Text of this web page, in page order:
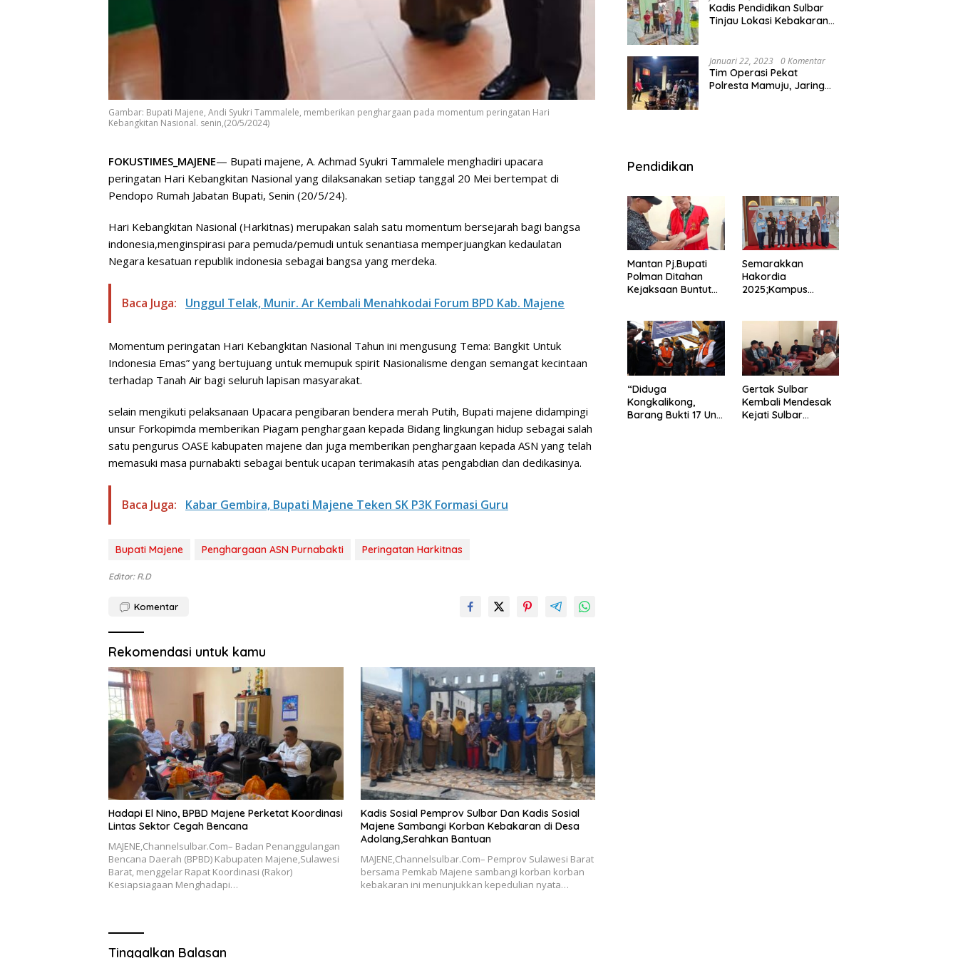
Gambar: Bupati Majene, Andi Syukri Tammalele, memberikan penghargaan pada momentum peringatan Hari
Kebangkitan Nasional. senin,(20/5/2024)
FOKUSTIMES_MAJENE— Bupati majene, A. Achmad Syukri Tammalele menghadiri upacara
peringatan Hari Kebangkitan Nasional yang dilaksanakan setiap tanggal 20 Mei bertempat di
Pendopo Rumah Jabatan Bupati, Senin (20/5/24).
Hari Kebangkitan Nasional (Harkitnas) merupakan salah satu momentum bersejarah bagi bangsa
indonesia,menginspirasi para pemuda/pemudi untuk senantiasa memperjuangkan kedaulatan
Negara kesatuan republik indonesia sebagai bangsa yang merdeka.
Baca Juga: Unggul Telak, Munir. Ar Kembali Menahkodai Forum BPD Kab. Majene
Momentum peringatan Hari Kebangkitan Nasional Tahun ini mengusung Tema: Bangkit Untuk
Indonesia Emas” yang bertujuang untuk memupuk spirit Nasionalisme dengan semangat kecintaan
terhadap Tanah Air bagi seluruh lapisan masyarakat.
selain mengikuti pelaksanaan Upacara pengibaran bendera merah Putih, Bupati majene didampingi
unsur Forkopimda memberikan Piagam penghargaan kepada Bidang lingkungan hidup sebagai salah
satu pengurus OASE kabupaten majene dan juga memberikan penghargaan kepada ASN yang telah
memasuki masa purnabakti sebagai bentuk ucapan terimakasih atas pengabdian dan dedikasinya.
Baca Juga: Kabar Gembira, Bupati Majene Teken SK P3K Formasi Guru
Bupati Majene Penghargaan ASN Purnabakti Peringatan Harkitnas
Editor: R.D
Komentar
Rekomendasi untuk kamu
Hadapi El Nino, BPBD Majene Perketat Koordinasi
Lintas Sektor Cegah Bencana
MAJENE,Channelsulbar.Com– Badan Penanggulangan
Bencana Daerah (BPBD) Kabupaten Majene,Sulawesi
Barat, menggelar Rapat Koordinasi (Rakor)
Kesiapsiagaan Menghadapi…
Kadis Sosial Pemprov Sulbar Dan Kadis Sosial
Majene Sambangi Korban Kebakaran di Desa
Adolang,Serahkan Bantuan
MAJENE,Channelsulbar.Com– Pemprov Sulawesi Barat
bersama Pemkab Majene sambangi korban korban
kebakaran ini menunjukkan kepedulian nyata…
Tinggalkan Balasan
Kadis Pendidikan Sulbar
Tinjau Lokasi Kebakaran
Januari 22, 2023 0 Komentar
Tim Operasi Pekat
Polresta Mamuju, Jaring
Pendidikan
Mantan Pj.Bupati
Polman Ditahan
Kejaksaan Buntut
Seragam Linmas
Pemilu
Semarakkan
Hakordia
2025;Kampus
Gelar” Satukan Aksi
Basmi Korupsi “
“Diduga
Kongkalikong,
Barang Bukti 17 Unit
Gertak Sulbar
Kembali Mendesak
Kejati Sulbar